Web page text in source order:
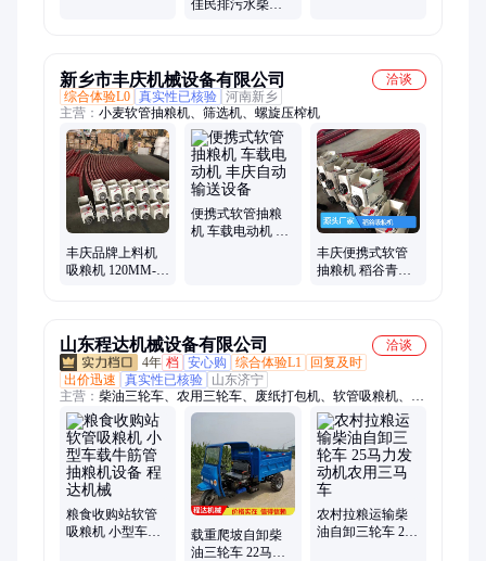
佳民排污水柴油
新乡市丰庆机械设备有限公司
洽谈
综合体验L0 真实性已核验 河南新乡
主营： 小麦软管抽粮机、筛选机、螺旋压榨机
丰庆品牌上料机
吸粮机 120MM-10
便携式软管抽粮
机 车载电动机 丰
丰庆便携式软管
抽粮机 稻谷青稞
山东程达机械设备有限公司
洽谈
4年 档 安心购 综合体验L1
回复及时
出价迅速
真实性已核验
山东济宁
主营： 柴油三轮车、农用三轮车、废纸打包机、软管吸粮机、单
缸打包机、四驱拖拉机、四驱农用车、工程三轮车、柴油四不
像、柴油自卸车、四轮蹦蹦车、工程前翻斗车、柴油翻斗车
粮食收购站软管
吸粮机 小型车载
载重爬坡自卸柴
油三轮车 22马力
农村拉粮运输柴
油自卸三轮车 25